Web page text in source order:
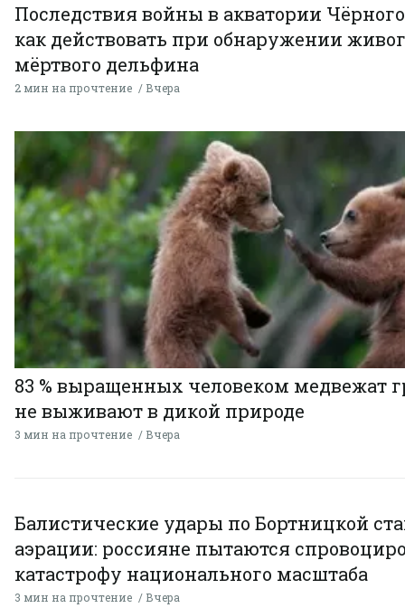
Последствия войны в акватории
как действовать при обнаружении
мёртвого дельфина
2 мин на прочтение Вчера
83 % выращенных человеком медвежат
не выживают в дикой природе
3 мин на прочтение Вчера
Балистические удары по Бортницкой
аэрации: россияне пытаются
катастрофу национального масштаба
3 мин на прочтение Вчера